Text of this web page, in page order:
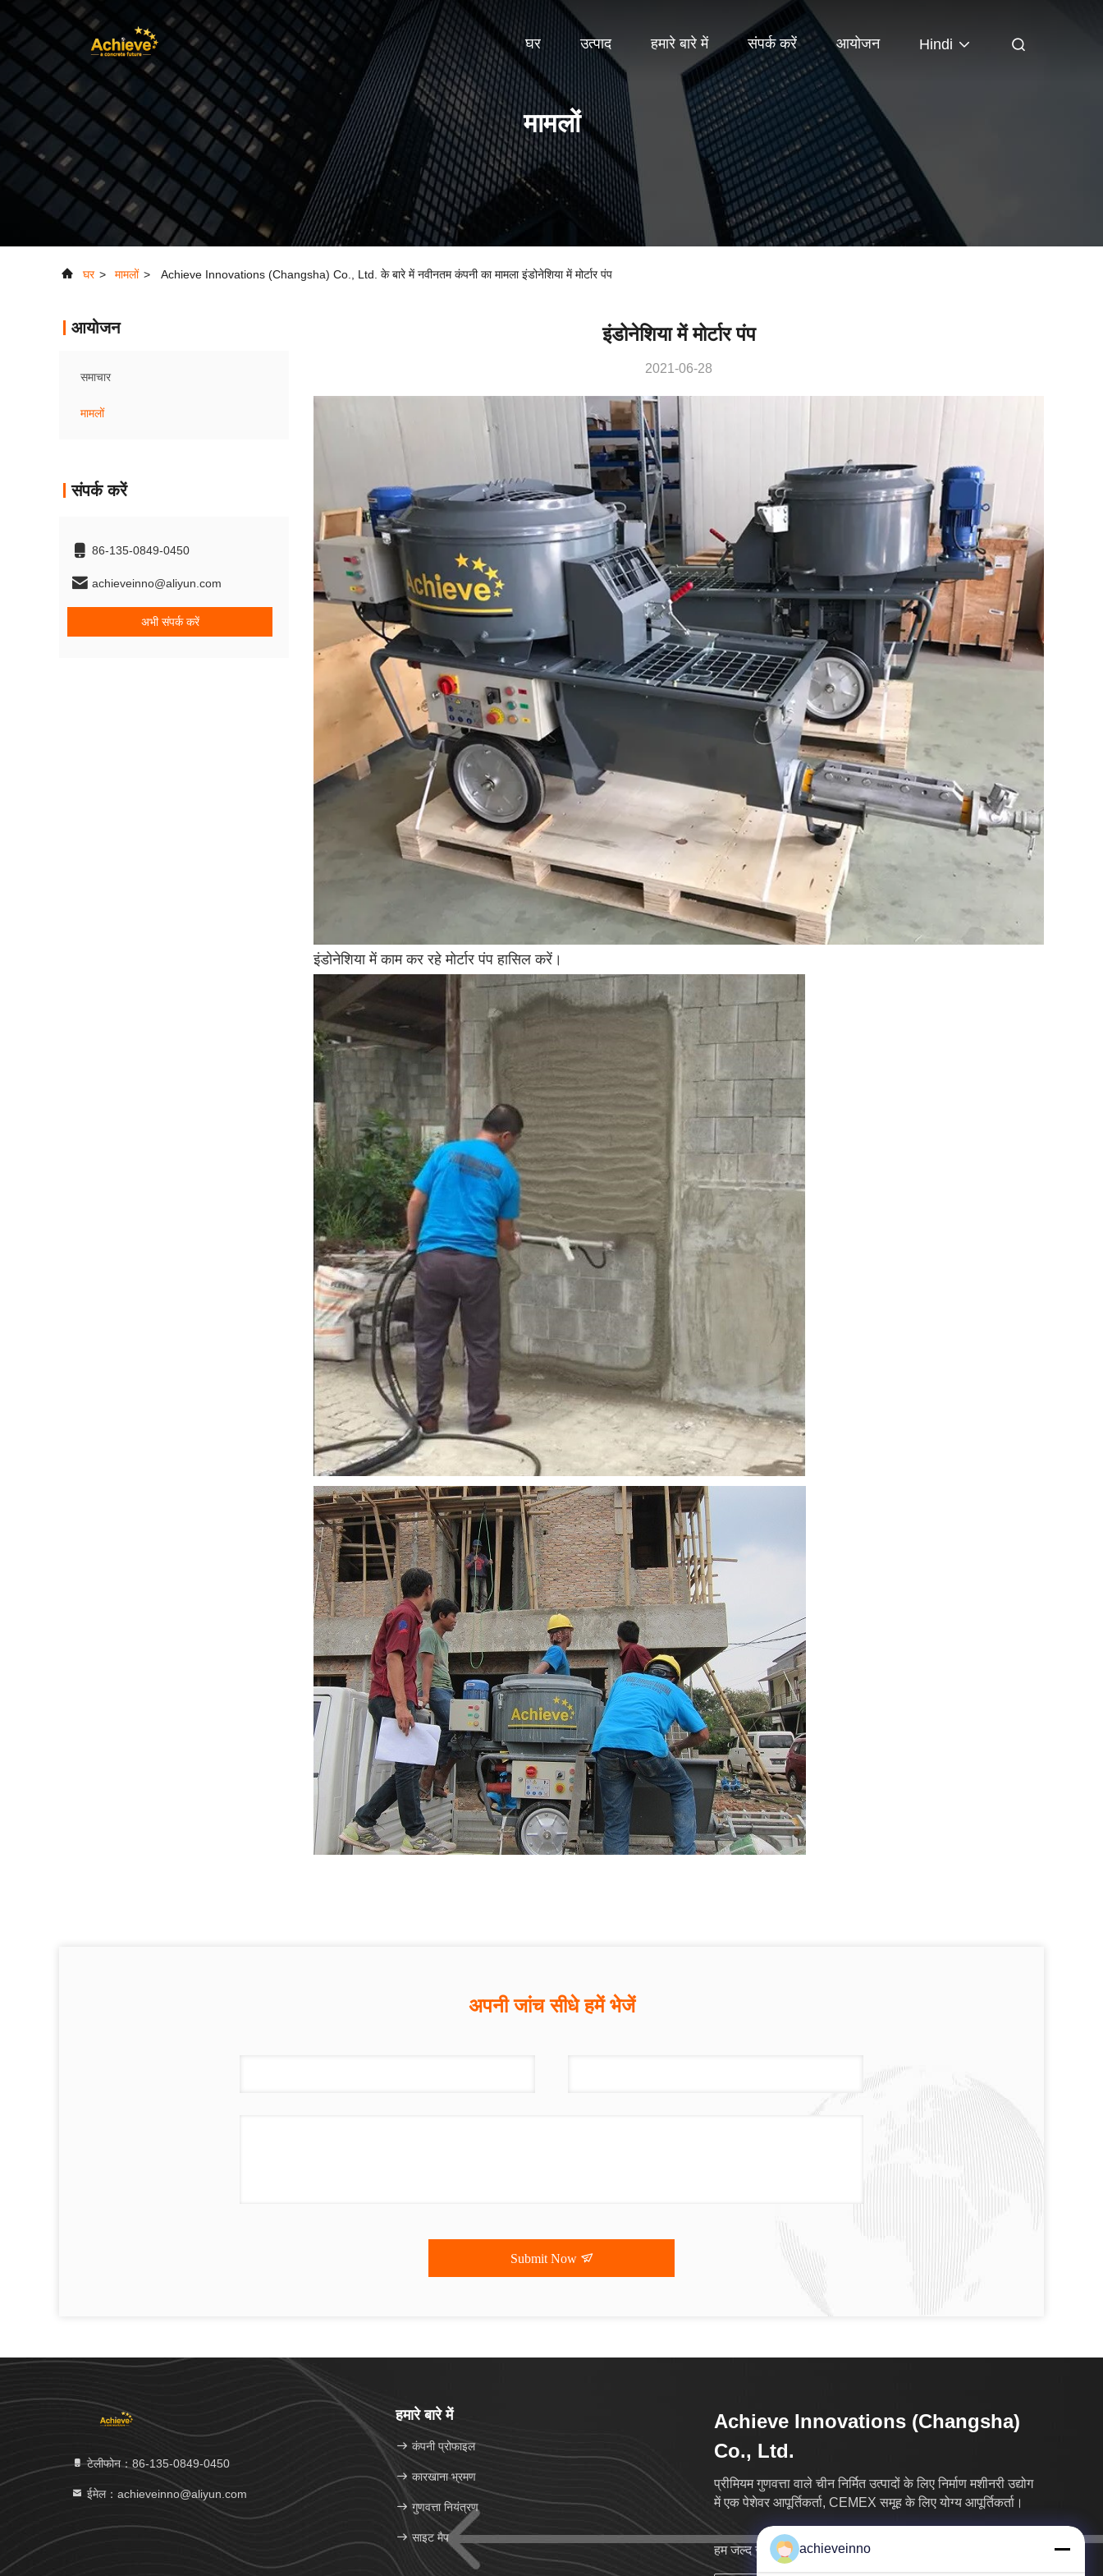
घर उत्पाद हमारे बारे में संपर्क करें आयोजन Hindi
मामलों
घर > मामलों > Achieve Innovations (Changsha) Co., Ltd. के बारे में नवीनतम कंपनी का मामला इंडोनेशिया में मोर्टार पंप
आयोजन
समाचार
मामलों
संपर्क करें
86-135-0849-0450
achieveinno@aliyun.com
अभी संपर्क करें
इंडोनेशिया में मोर्टार पंप
2021-06-28
इंडोनेशिया में काम कर रहे मोर्टार पंप हासिल करें।
अपनी जांच सीधे हमें भेजें
Submit Now
टेलीफोन：86-135-0849-0450
ईमेल：achieveinno@aliyun.com
हमारे बारे में
कंपनी प्रोफाइल
कारखाना भ्रमण
गुणवत्ता नियंत्रण
साइट मैप
Achieve Innovations (Changsha)
Co., Ltd.
प्रीमियम गुणवत्ता वाले चीन निर्मित उत्पादों के लिए निर्माण मशीनरी उद्योग
में एक पेशेवर आपूर्तिकर्ता, CEMEX समूह के लिए योग्य आपूर्तिकर्ता।
हम जल्द से जल्द आपसे संपर्क करेंगे।
achieveinno